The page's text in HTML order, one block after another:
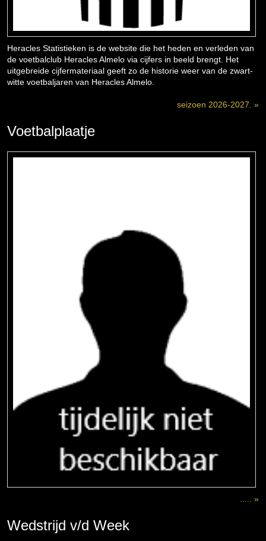
Heracles Statistieken is de website die het heden en verleden van
de voetbalclub Heracles Almelo via cijfers in beeld brengt. Het
uitgebreide cijfermateriaal geeft zo de historie weer van de zwart-
witte voetbaljaren van Heracles Almelo.
seizoen 2026-2027. »
Voetbalplaatje
..... »
Wedstrijd v/d Week